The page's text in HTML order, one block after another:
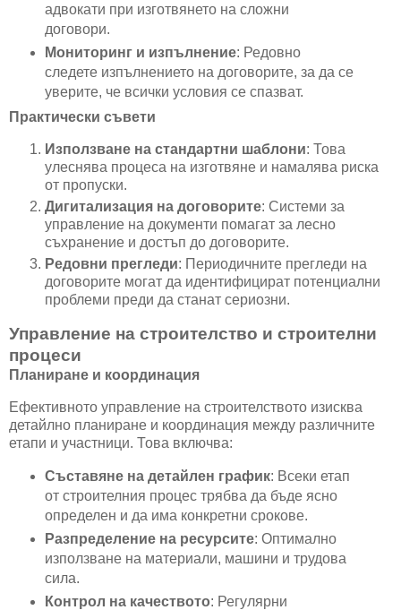
адвокати при изготвянето на сложни
договори.
Мониторинг и изпълнение: Редовно
следете изпълнението на договорите, за да се
уверите, че всички условия се спазват.
Практически съвети
Използване на стандартни шаблони: Това
улеснява процеса на изготвяне и намалява риска
от пропуски.
Дигитализация на договорите: Системи за
управление на документи помагат за лесно
съхранение и достъп до договорите.
Редовни прегледи: Периодичните прегледи на
договорите могат да идентифицират потенциални
проблеми преди да станат сериозни.
Управление на строителство и строителни
процеси
Планиране и координация
Ефективното управление на строителството изисква
детайлно планиране и координация между различните
етапи и участници. Това включва:
Съставяне на детайлен график: Всеки етап
от строителния процес трябва да бъде ясно
определен и да има конкретни срокове.
Разпределение на ресурсите: Оптимално
използване на материали, машини и трудова
сила.
Контрол на качеството: Регулярни